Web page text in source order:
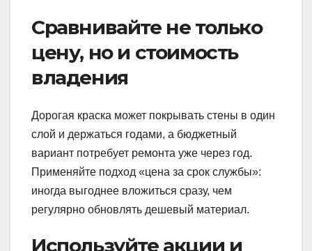
Сравнивайте не только
цену, но и стоимость
владения
Дорогая краска может покрывать стены в один
слой и держаться годами, а бюджетный
вариант потребует ремонта уже через год.
Применяйте подход «цена за срок службы»:
иногда выгоднее вложиться сразу, чем
регулярно обновлять дешевый материал.
Используйте акции и